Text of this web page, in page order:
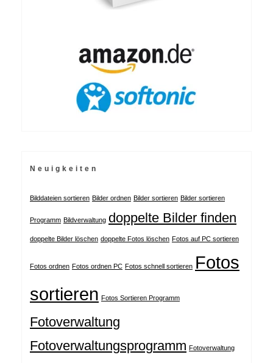
Neuigkeiten
Bilddateien sortieren Bilder ordnen Bilder sortieren Bilder sortieren
Programm Bildverwaltung doppelte Bilder finden
doppelte Bilder löschen doppelte Fotos löschen Fotos auf PC sortieren
Fotos ordnen Fotos ordnen PC Fotos schnell sortieren Fotos
sortieren Fotos Sortieren Programm
Fotoverwaltung
Fotoverwaltungsprogramm Fotoverwaltung